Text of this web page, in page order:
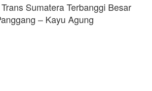
Sumatera Terbanggi Besar
– Kayu Agung